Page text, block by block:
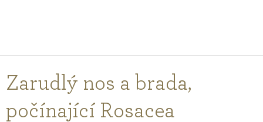
Zarudlý nos a brada,
počínající Rosacea